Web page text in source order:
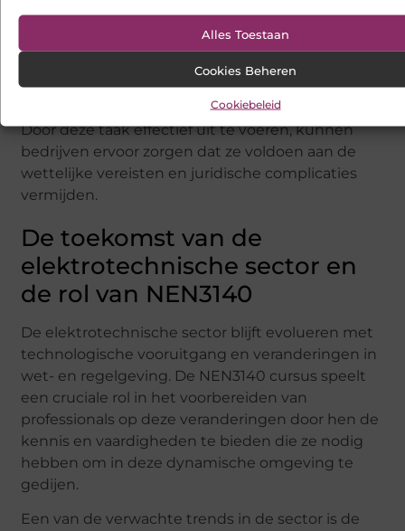
Alles Toestaan
Cookies Beheren
Cookiebeleid
Bovendien helpt het uitvoeren van risicoanalyses
ook bij het naleven van de wet- en regelgeving.
Veel voorschriften vereisen dat bedrijven
regelmatig risicoanalyses uitvoeren om ervoor te
zorgen dat ze voldoen aan de veiligheidsnormen.
Door deze taak effectief uit te voeren, kunnen
bedrijven ervoor zorgen dat ze voldoen aan de
wettelijke vereisten en juridische complicaties
vermijden.
De toekomst van de
elektrotechnische sector en
de rol van NEN3140
De elektrotechnische sector blijft evolueren met
technologische vooruitgang en veranderingen in
wet- en regelgeving. De NEN3140 cursus speelt
een cruciale rol in het voorbereiden van
professionals op deze veranderingen door hen de
kennis en vaardigheden te bieden die ze nodig
hebben om in deze dynamische omgeving te
gedijen.
Een van de verwachte trends in de sector is de